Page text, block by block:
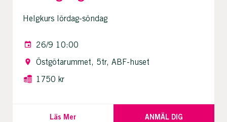
Helgkurs lördag-söndag
26/9 10:00
Östgötarummet, 5tr, ABF-huset
1750 kr
Läs Mer ANMÄL DIG